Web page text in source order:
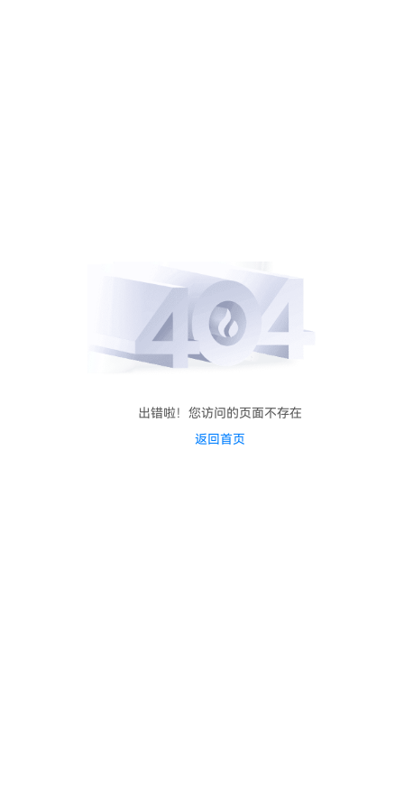
出错啦！您访问的页面不存在
返回首页